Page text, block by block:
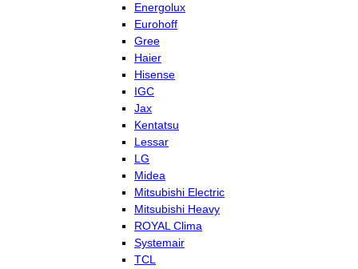
Energolux
Eurohoff
Gree
Haier
Hisense
IGC
Jax
Kentatsu
Lessar
LG
Midea
Mitsubishi Electric
Mitsubishi Heavy
ROYAL Clima
Systemair
TCL